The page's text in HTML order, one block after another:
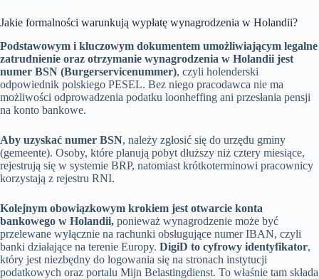
Jakie formalności warunkują wypłatę wynagrodzenia w Holandii?
Podstawowym i kluczowym dokumentem umożliwiającym legalne
zatrudnienie oraz otrzymanie wynagrodzenia w Holandii jest
numer BSN (Burgerservicenummer), czyli holenderski
odpowiednik polskiego PESEL. Bez niego pracodawca nie ma
możliwości odprowadzenia podatku loonheffing ani przesłania pensji
na konto bankowe.
Aby uzyskać numer BSN, należy zgłosić się do urzędu gminy
(gemeente). Osoby, które planują pobyt dłuższy niż cztery miesiące,
rejestrują się w systemie BRP, natomiast krótkoterminowi pracownicy
korzystają z rejestru RNI.
Kolejnym obowiązkowym krokiem jest otwarcie konta
bankowego w Holandii, ponieważ wynagrodzenie może być
przelewane wyłącznie na rachunki obsługujące numer IBAN, czyli
banki działające na terenie Europy. DigiD to cyfrowy identyfikator,
który jest niezbędny do logowania się na stronach instytucji
podatkowych oraz portalu Mijn Belastingdienst. To właśnie tam składa